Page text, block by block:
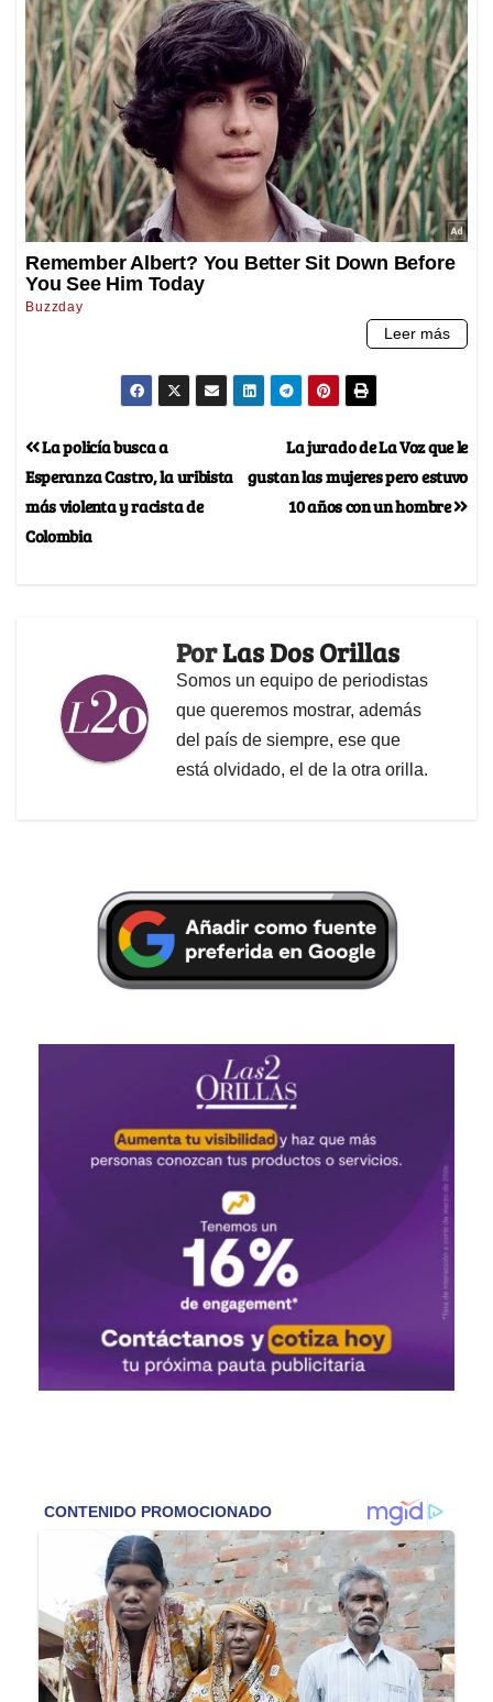
La jurado de La Voz que le
gustan las mujeres pero estuvo
10 años con un hombre
La policía busca a
Esperanza Castro, la uribista
más violenta y racista de
Colombia
PorLas Dos Orillas
Somos un equipo de periodistas
que queremos mostrar, además
del país de siempre, ese que
está olvidado, el de la otra orilla.